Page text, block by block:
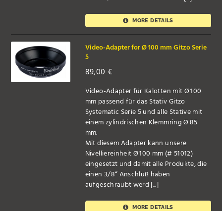
MORE DETAILS
Video-Adapter for Ø 100 mm Gitzo Serie
5
89,00 €
Video-Adapter für Kalotten mit Ø 100
mm passend für das Stativ Gitzo
Systematic Serie 5 und alle Stative mit
einem zylindrischen Klemmring Ø 85
mm.
Mit diesem Adapter kann unsere
Nivelliereinheit Ø 100 mm (# 51012)
eingesetzt und damit alle Produkte, die
einen 3/8“ Anschluß haben
aufgeschraubt werd [...]
MORE DETAILS